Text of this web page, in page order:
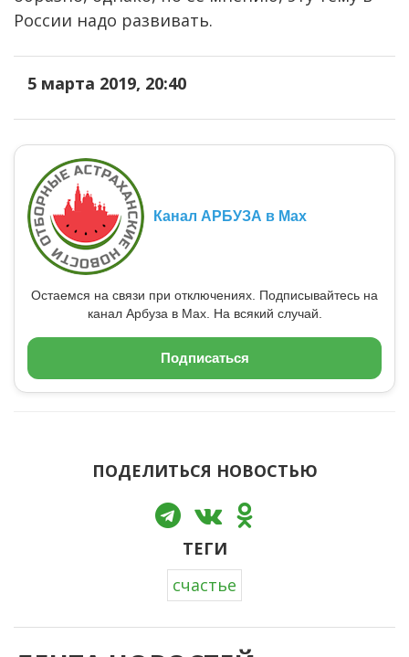
России надо развивать.
5 марта 2019, 20:40
Канал АРБУЗА в Max
Остаемся на связи при отключениях. Подписывайтесь на
канал Арбуза в Max. На всякий случай.
Подписаться
ПОДЕЛИТЬСЯ НОВОСТЬЮ
ТЕГИ
счастье